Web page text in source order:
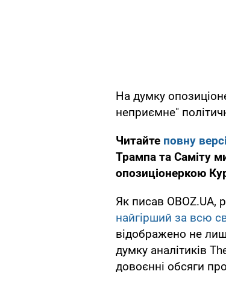
На думку
неприємне"
Читайте повну
Трампа та Саміту
опозиціонеркою
Як писав OBOZ.UA,
найгірший за всю
відображено не
думку аналітиків
довоєнні обсяги